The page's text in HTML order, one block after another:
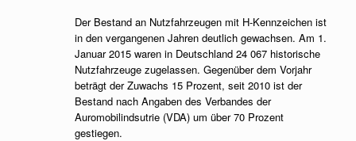
Der Bestand an Nutzfahrzeugen mit H-Kennzeichen ist
in den vergangenen Jahren deutlich gewachsen. Am 1.
Januar 2015 waren in Deutschland 24 067 historische
Nutzfahrzeuge zugelassen. Gegenüber dem Vorjahr
beträgt der Zuwachs 15 Prozent, seit 2010 ist der
Bestand nach Angaben des Verbandes der
Auromobilindsutrie (VDA) um über 70 Prozent
gestiegen.